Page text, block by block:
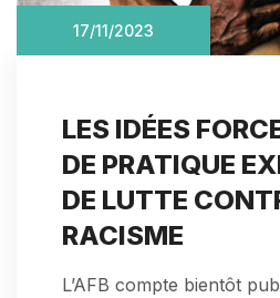
17/11/2023
LES IDÉES
DE PRATIQUE
DE LUTTE
RACISME
L’AFB compte bientôt